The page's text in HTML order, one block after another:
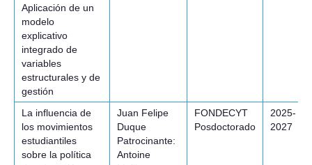
Aplicación de un
modelo
explicativo
integrado de
variables
estructurales y de
gestión
La influencia de
los movimientos
estudiantiles
sobre la política
Juan Felipe
Duque
Patrocinante:
Antoine
FONDECYT
Posdoctorado
2025-
2027